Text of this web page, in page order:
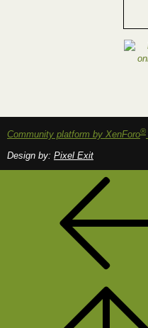
Community platform by XenForo®
Design by: Pixel Exit